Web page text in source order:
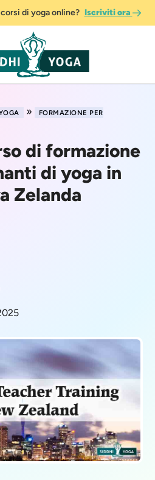
di yoga online? Iscriviti ora
»
FORMAZIONE PER
di formazione
di yoga in
Zelanda